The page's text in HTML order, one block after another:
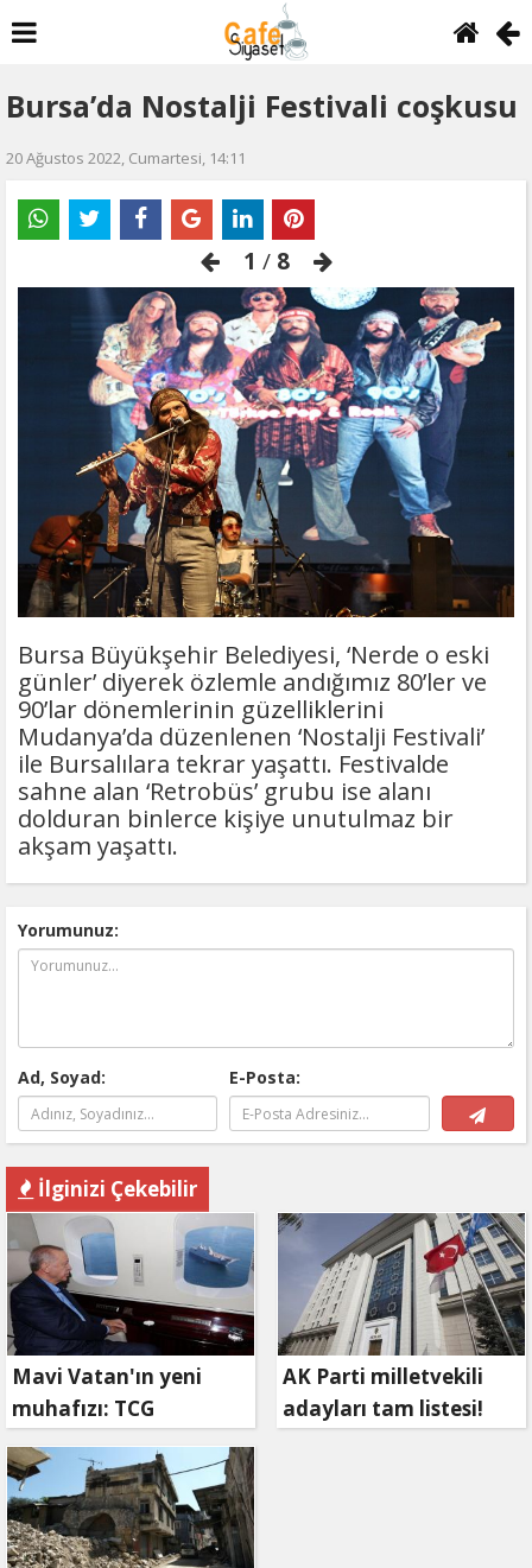
Bursa’da Nostalji Festivali coşkusu
20 Ağustos 2022, Cumartesi, 14:11
1 / 8
Bursa Büyükşehir Belediyesi, ‘Nerde o eski
günler’ diyerek özlemle andığımız 80’ler ve
90’lar dönemlerinin güzelliklerini
Mudanya’da düzenlenen ‘Nostalji Festivali’
ile Bursalılara tekrar yaşattı. Festivalde
sahne alan ‘Retrobüs’ grubu ise alanı
dolduran binlerce kişiye unutulmaz bir
akşam yaşattı.
Yorumunuz:
Ad, Soyad: E-Posta:
İlginizi Çekebilir
Mavi Vatan'ın yeni
muhafızı: TCG
Anadolu!
AK Parti milletvekili
adayları tam listesi!